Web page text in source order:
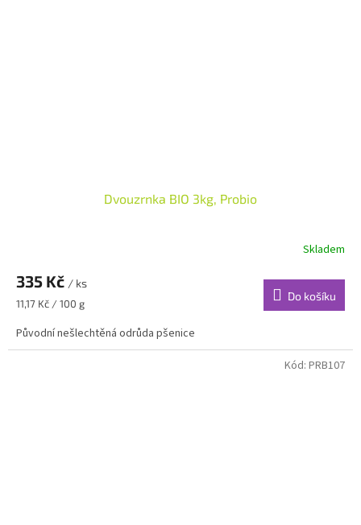
Dvouzrnka BIO 3kg, Probio
Skladem
335 Kč / ks
Měrná
11,17 Kč / 100 g
Do košíku
Původní nešlechtěná odrůda pšenice
Kód: PRB107